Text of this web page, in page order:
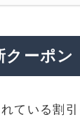
クーポ
れている割